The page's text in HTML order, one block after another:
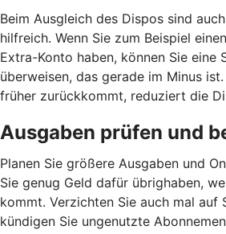
Beim Ausgleich des Dispos sind
hilfreich. Wenn Sie zum Beispiel
Extra-Konto haben, können Sie eine
überweisen, das gerade im Minus
früher zurückkommt, reduziert die
Ausgaben prüfen und
Planen Sie größere Ausgaben und
Sie genug Geld dafür übrighaben,
kommt. Verzichten Sie auch mal auf
kündigen Sie ungenutzte